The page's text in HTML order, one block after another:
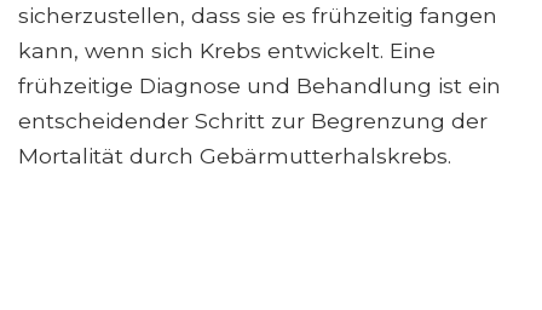
sicherzustellen, dass sie es frühzeitig fangen
kann, wenn sich Krebs entwickelt. Eine
frühzeitige Diagnose und Behandlung ist ein
entscheidender Schritt zur Begrenzung der
Mortalität durch Gebärmutterhalskrebs.